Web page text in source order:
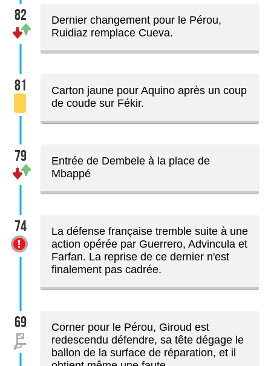
82
Dernier changement pour le Pérou,
Ruidiaz remplace Cueva.
81
Carton jaune pour Aquino après un coup
de coude sur Fékir.
79
Entrée de Dembele à la place de
Mbappé
74
La défense française tremble suite à une
action opérée par Guerrero, Advincula et
Farfan. La reprise de ce dernier n'est
finalement pas cadrée.
69
Corner pour le Pérou, Giroud est
redescendu défendre, sa tête dégage le
ballon de la surface de réparation, et il